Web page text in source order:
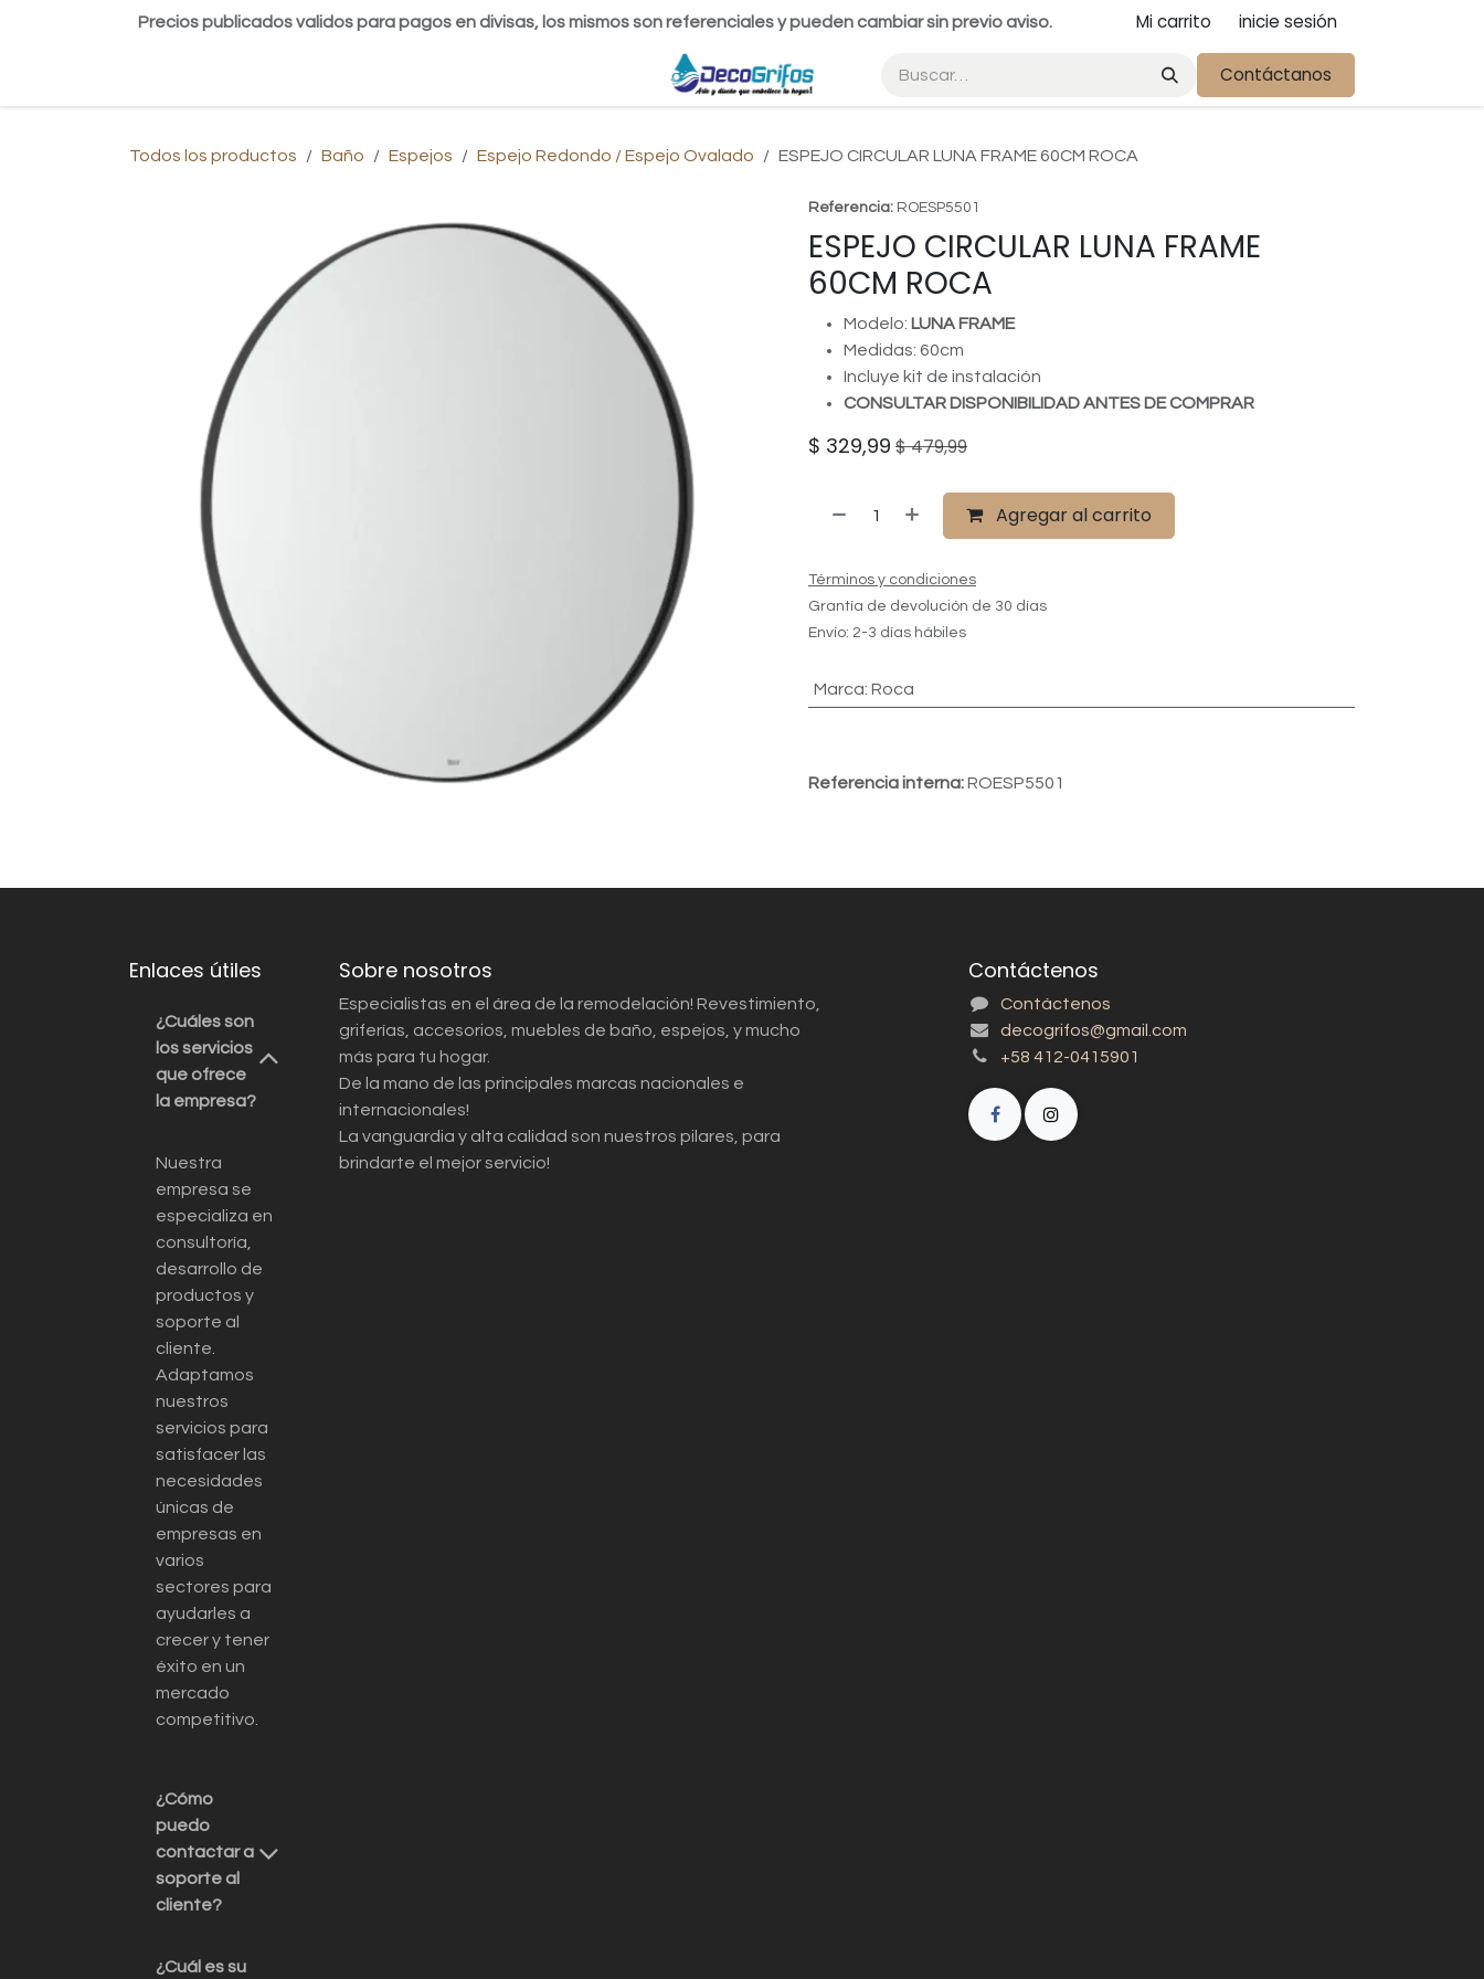
Precios publicados validos para pagos en divisas, los mismos son referenciales y pueden cambiar sin previo aviso. Mi carrito inicie sesión
Contáctanos
Todos los productos Baño Espejos Espejo Redondo / Espejo Ovalado ESPEJO CIRCULAR LUNA FRAME 60CM ROCA
Referencia: ROESP5501
ESPEJO CIRCULAR LUNA FRAME
60CM ROCA
Modelo: LUNA FRAME
Medidas: 60cm
Incluye kit de instalación
CONSULTAR DISPONIBILIDAD ANTES DE COMPRAR
$ 329,99 $479,99
Agregar al carrito
Términos y condiciones
Grantía de devolución de 30 días
Envío: 2-3 días hábiles
Marca: Roca
Referencia interna:ROESP5501
Enlaces útiles
¿Cuáles son
los servicios
que ofrece
la empresa?
Nuestra
empresa se
especializa en
consultoría,
desarrollo de
productos y
soporte al
cliente.
Adaptamos
nuestros
servicios para
satisfacer las
necesidades
únicas de
empresas en
varios
sectores para
ayudarles a
crecer y tener
éxito en un
mercado
competitivo.
¿Cómo
puedo
contactar a
soporte al
cliente?
¿Cuál es su
Sobre nosotros
Especialistas en el área de la remodelación! Revestimiento,
griferías, accesorios, muebles de baño, espejos, y mucho
más para tu hogar.
De la mano de las principales marcas nacionales e
internacionales!
La vanguardia y alta calidad son nuestros pilares, para
brindarte el mejor servicio!
Contáctenos
Contáctenos
decogrifos@gmail.com
+58 412-0415901